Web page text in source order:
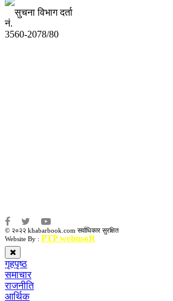
सुचना विभाग दर्ता
नं.
3560-2078/80
© २०२२ khabarbook.com सर्वाधिकार सुरक्षित
Website By : PTP webnsoft
गृहपृष्ठ
समाचार
राजनीति
आर्थिक